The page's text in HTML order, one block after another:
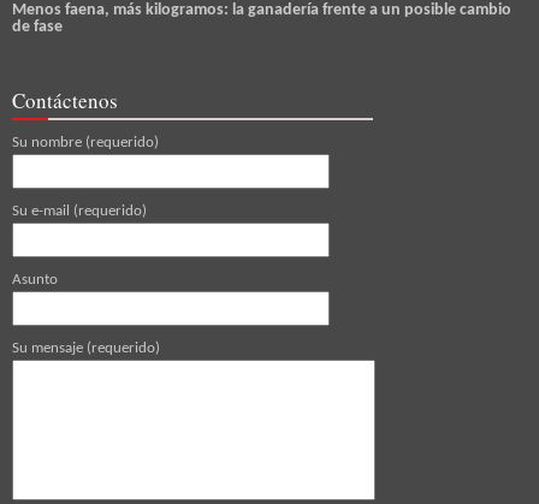
Menos faena, más kilogramos: la ganadería frente a un posible cambio
de fase
Contáctenos
Su nombre (requerido)
Su e-mail (requerido)
Asunto
Su mensaje (requerido)